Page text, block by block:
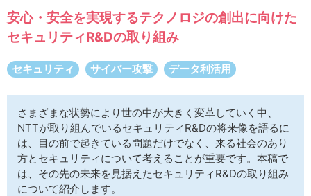
サイトマップ
安心・安全を実現するテクノロジの創出に向けた
セキュリティR&Dの取り組み
セキュリティ サイバー攻撃 データ利活用
さまざまな状勢により世の中が大きく変革していく中、
NTTが取り組んでいるセキュリティR&Dの将来像を語るに
は、目の前で起きている問題だけでなく、来る社会のあり
方とセキュリティについて考えることが重要です。本稿で
は、その先の未来を見据えたセキュリティR&Dの取り組み
について紹介します。